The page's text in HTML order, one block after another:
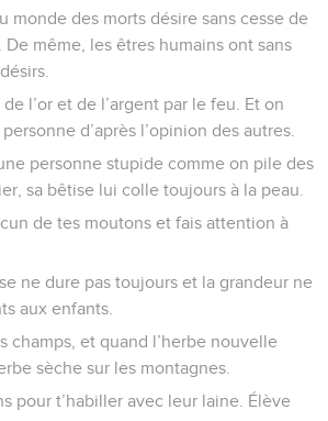
monde des morts désire sans cesse de
même, les êtres humains ont sans
l’or et de l’argent par le feu. Et on
d’après l’opinion des autres.
personne stupide comme on pile des
sa bêtise lui colle toujours à la peau.
de tes moutons et fais attention à
ne dure pas toujours et la grandeur ne
aux enfants.
champs, et quand l’herbe nouvelle
sèche sur les montagnes.
pour t’habiller avec leur laine. Élève